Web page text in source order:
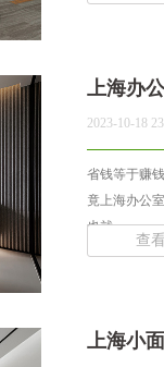
上海办
2023-10-18
省钱等于赚
竟上海办公
也就... ...
查
上海小